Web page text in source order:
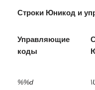
Строки Юникод и
Управляющие
коды
%%d